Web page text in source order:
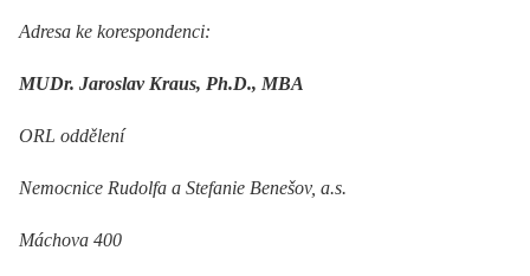
Adresa ke korespondenci:
MUDr. Jaroslav Kraus, Ph.D., MBA
ORL oddělení
Nemocnice Rudolfa a Stefanie Benešov, a.s.
Máchova 400